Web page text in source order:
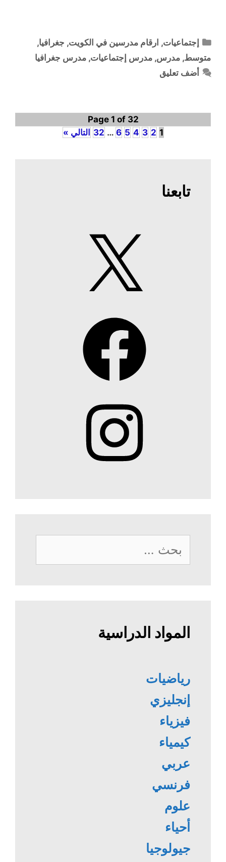
التصنيفات
إجتماعيات, ارقام مدرسين في الكويت, جغرافيا,
متوسط, مدرس, مدرس إجتماعيات, مدرس جغرافيا
أضف تعليق
Page 1 of 32
1
2
3
4
5
6
…
32 التالي »
تابعنا
Facebook
Instagram
البحث
عن:
المواد الدراسية
رياضيات
إنجليزي
فيزياء
كيمياء
عربي
فرنسي
علوم
أحياء
جيولوجيا